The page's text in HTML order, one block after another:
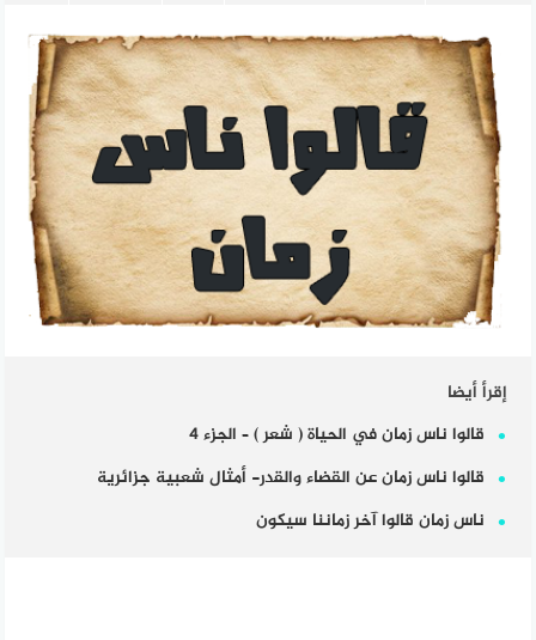
إقرأ أيضا
قالوا ناس زمان في الحياة ( شعر ) – الجزء 4
قالوا ناس زمان عن القضاء والقدر- أمثال شعبية جزائرية
ناس زمان قالوا آخر زماننا سيكون